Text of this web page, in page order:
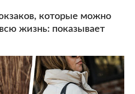
которые можно
жизнь: показывает